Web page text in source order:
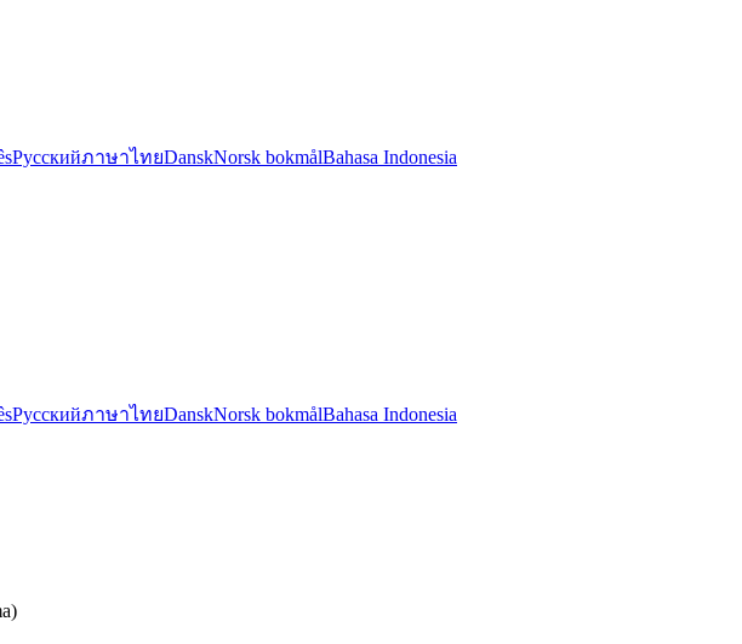
РусскийภาษาไทยDanskNorsk bokmålBahasa Indonesia
РусскийภาษาไทยDanskNorsk bokmålBahasa Indonesia